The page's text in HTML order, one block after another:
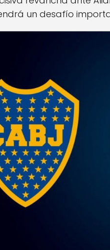
un desafío